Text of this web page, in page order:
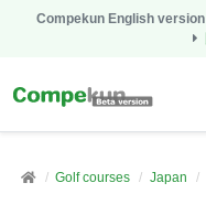
Compekun English version
Golf courses Japan